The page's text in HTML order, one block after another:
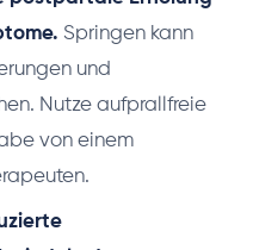
Springen kann
und
Nutze aufprallfreie
von einem